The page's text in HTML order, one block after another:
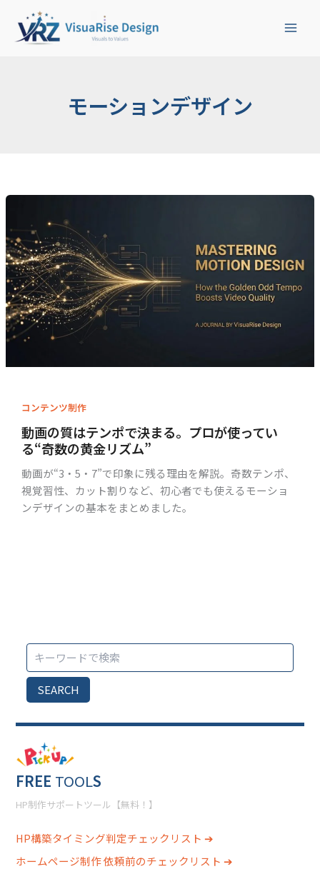
モーションデザイン
コンテンツ制作
動画の質はテンポで決まる。プロが使ってい
る“奇数の黄金リズム”
動画が“3・5・7”で印象に残る理由を解説。奇数テンポ、
視覚習性、カット割りなど、初心者でも使えるモーショ
ンデザインの基本をまとめました。
索
SEARCH
FREE TOOLS
HP制作サポートツール【無料！】
HP構築タイミング判定チェックリスト ➔
ホームページ制作 依頼前のチェックリスト ➔